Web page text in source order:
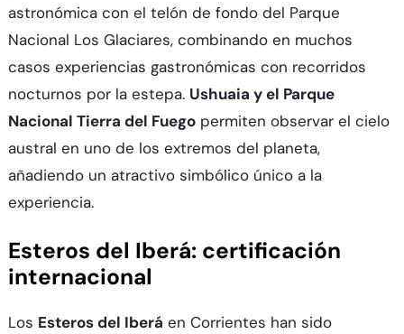
astronómica con el telón de fondo del Parque
Nacional Los Glaciares, combinando en muchos
casos experiencias gastronómicas con recorridos
nocturnos por la estepa. Ushuaia y el Parque
Nacional Tierra del Fuegopermiten observar el cielo
austral en uno de los extremos del planeta,
añadiendo un atractivo simbólico único a la
experiencia.​
Esteros del Iberá: certificación
internacional
Los Esteros del Iberá en Corrientes han sido